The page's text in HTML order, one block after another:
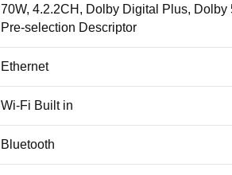
70W, 4.2.2CH, Dolby Digital Plus,
Pre-selection Descriptor
Ethernet
Wi-Fi Built in
Bluetooth